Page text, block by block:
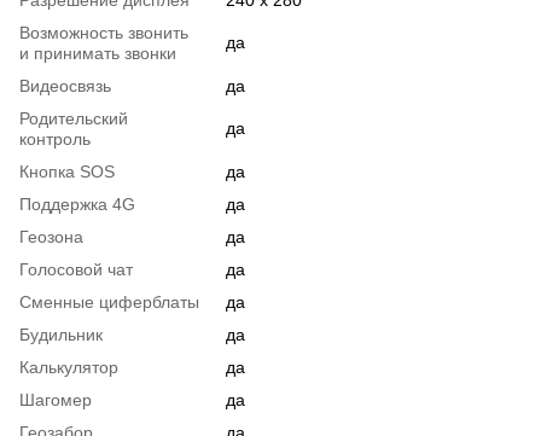
Возможность звонить
и принимать звонки
да
Видеосвязь
да
Родительский
контроль
да
Кнопка SOS
да
Поддержка 4G
да
Геозона
да
Голосовой чат
да
Сменные циферблаты
да
Будильник
да
Калькулятор
да
Шагомер
да
Геозабор
да